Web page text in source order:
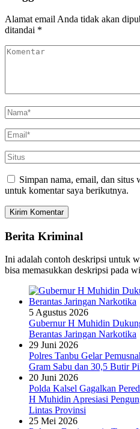
Alamat email Anda tidak akan
ditandai *
Simpan nama, email, dan situs
untuk komentar saya berikutnya.
Berita Kriminal
Ini adalah contoh deskripsi untuk
bisa memasukkan deskripsi pada
5 Agustus 2026
Gubernur H Muhidin
Berantas Jaringan Narkotika
29 Juni 2026
Polres Tanbu Gelar
Gram Sabu dan 30,5 Butir
20 Juni 2026
Polda Kalsel Gagalkan
H Muhidin Apresiasi
Lintas Provinsi
25 Mei 2026